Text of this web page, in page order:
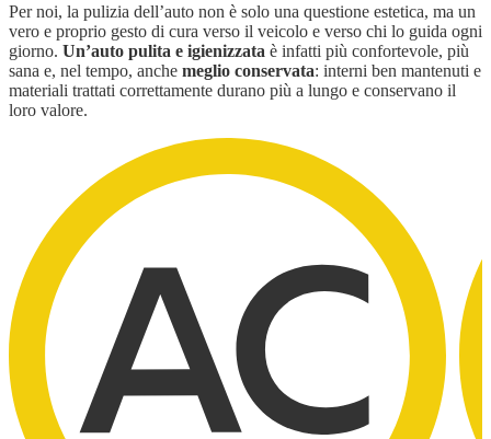
Per noi, la pulizia dell’auto non è solo una questione estetica, ma un
vero e proprio gesto di cura verso il veicolo e verso chi lo guida ogni
giorno. Un’auto pulita e igienizzata è infatti più confortevole, più
sana e, nel tempo, anche meglio conservata: interni ben mantenuti e
materiali trattati correttamente durano più a lungo e conservano il
loro valore.